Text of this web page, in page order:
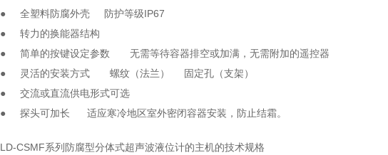
● 全塑料防腐外壳 防护等级IP67
● 转力的换能器结构
● 简单的按键设定参数 无需等待容器排空或加满，无需附加的遥控器
● 灵活的安装方式 螺纹（法兰） 固定孔（支架）
● 交流或直流供电形式可选
● 探头可加长 适应寒冷地区室外密闭容器安装，防止结霜。
LD-CSMF系列防腐型分体式超声波液位计的主机的技术规格